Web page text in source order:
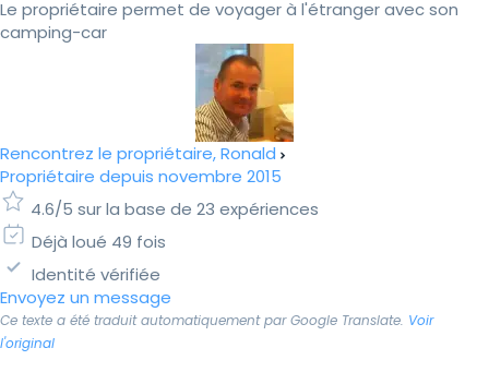
Le propriétaire permet de voyager à l'étranger avec son
camping-car
Rencontrez le propriétaire, Ronald
Propriétaire depuis novembre 2015
4.6/5 sur la base de 23 expériences
Déjà loué 49 fois
Identité vérifiée
Envoyez un message
Ce texte a été traduit automatiquement par Google Translate. Voir
l'original